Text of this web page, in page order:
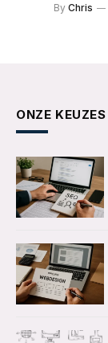
By Chris
ONZE KEUZES